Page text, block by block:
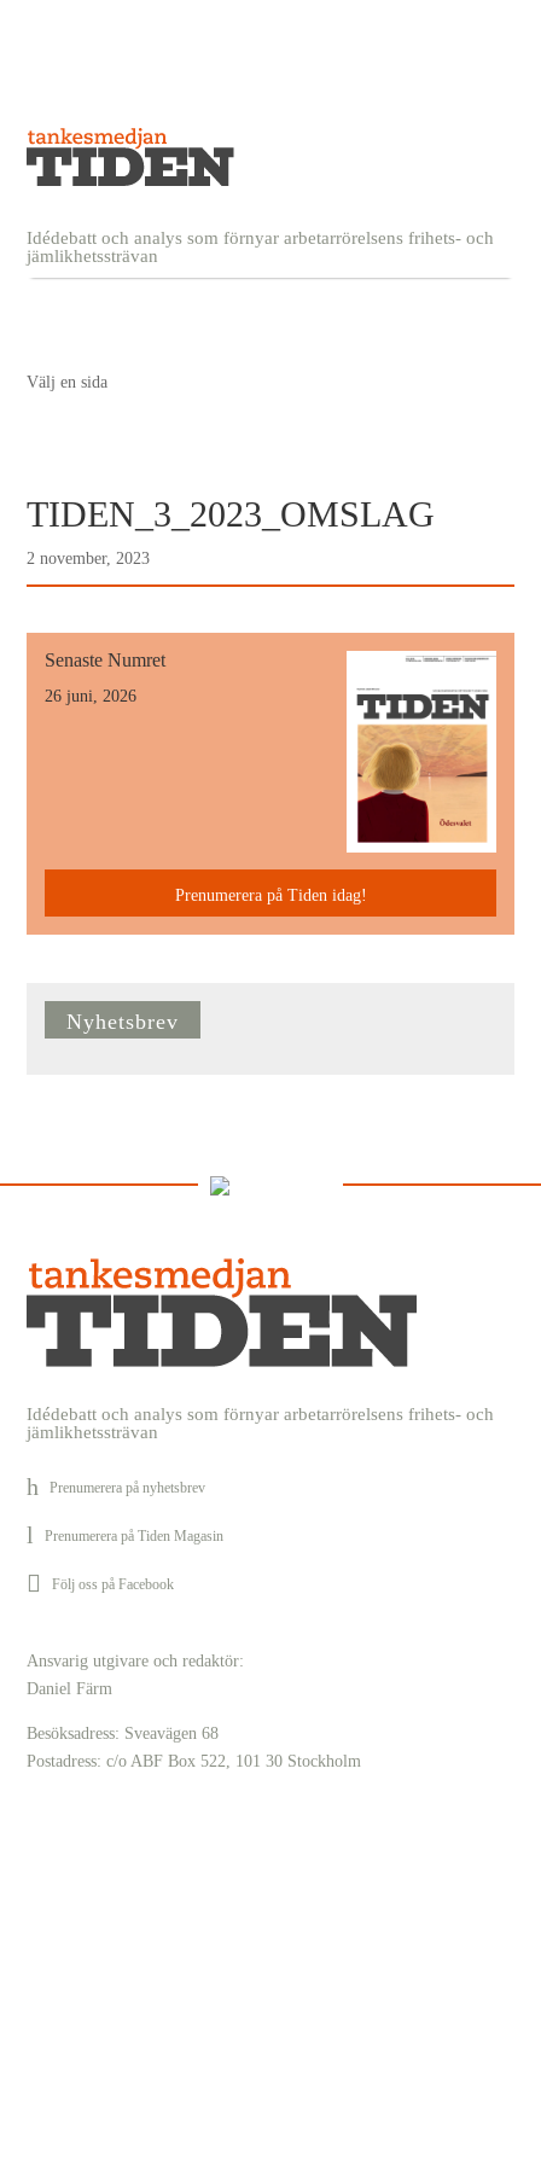
Idédebatt och analys som förnyar arbetarrörelsens frihets- och
jämlikhetssträvan
Välj en sida
TIDEN_3_2023_OMSLAG
2 november, 2023
Senaste Numret
26 juni, 2026
Prenumerera på Tiden idag!
Nyhetsbrev
Idédebatt och analys som förnyar arbetarrörelsens frihets- och
jämlikhetssträvan
Prenumerera på nyhetsbrev
Prenumerera på Tiden Magasin
Följ oss på Facebook
Ansvarig utgivare och redaktör:
Daniel Färm
Besöksadress: Sveavägen 68
Postadress: c/o ABF Box 522, 101 30 Stockholm